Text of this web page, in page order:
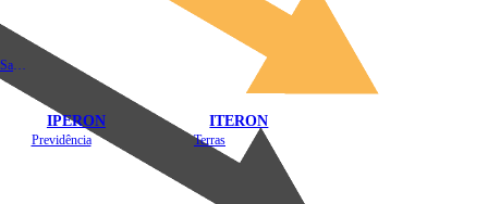
IPERON
Previdência
ITERON
Terras